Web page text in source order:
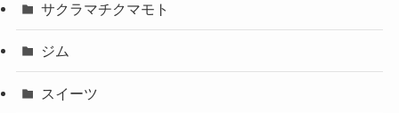
サクラマチクマモト
ジム
スイーツ